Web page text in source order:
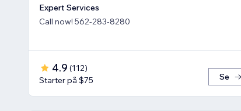
Expert Services
Call now! 562-283-8280
4.9 (112)
Starter på $75
Se